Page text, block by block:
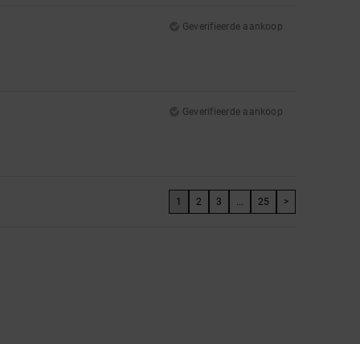
Geverifieerde aankoop
Geverifieerde aankoop
1 2 3 25 >